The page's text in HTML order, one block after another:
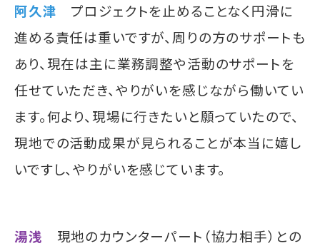
阿久津 プロジェクトを止めることなく円滑に
進める責任は重いですが、周りの方のサポートも
あり、現在は主に業務調整や活動のサポートを
任せていただき、やりがいを感じながら働いてい
ます。何より、現場に行きたいと願っていたので、
現地での活動成果が見られることが本当に嬉し
いですし、やりがいを感じています。
湯浅 現地のカウンターパート（協力相手）との